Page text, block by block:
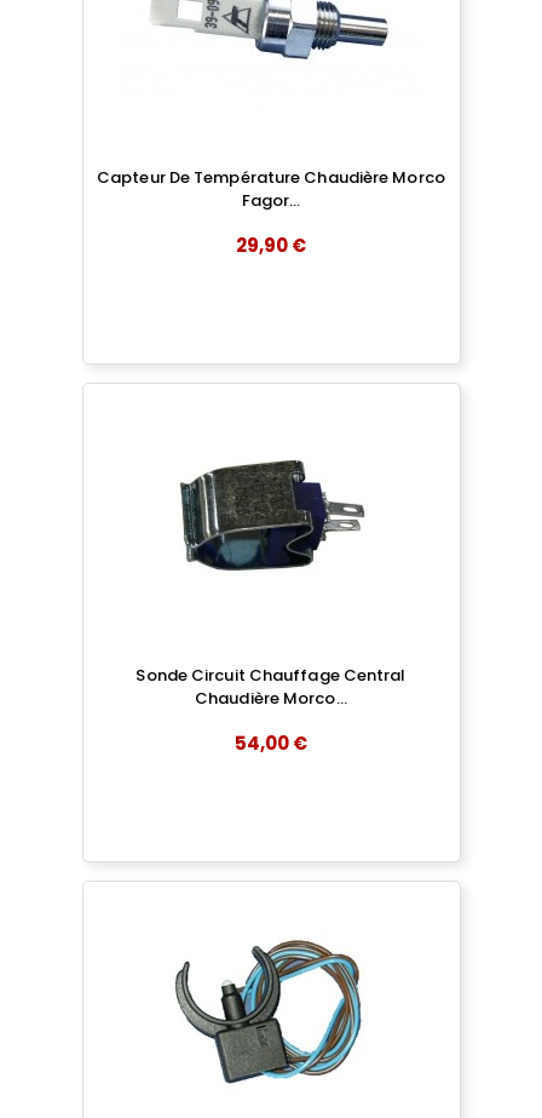
Capteur De Température Chaudière Morco
Fagor...
29,90 €
Sonde Circuit Chauffage Central
Chaudière Morco...
54,00 €